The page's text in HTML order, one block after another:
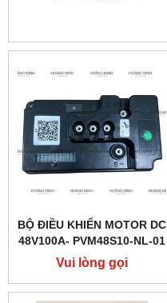
BỘ ĐIỀU KHIỂN MOTOR DC
48V100A- PVM48S10-NL-01
(PTE20Q)
Vui lòng gọi